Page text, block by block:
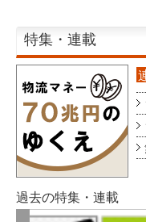
特集・連載
過去の特集・連載